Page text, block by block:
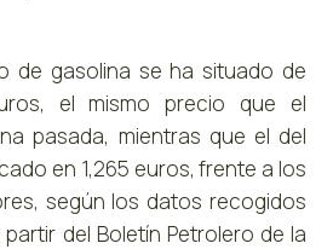
de gasolina se ha situado de
el mismo precio que el
pasada, mientras que el del
en 1,265 euros, frente a los
según los datos recogidos
del Boletín Petrolero de la